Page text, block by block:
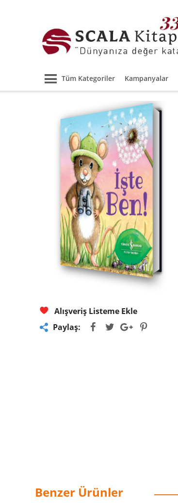
Tüm Kategoriler Kampanyalar
Alışveriş Listeme Ekle
Paylaş:
Benzer Ürünler